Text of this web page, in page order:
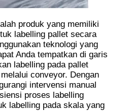
produk yang memiliki
labelling pallet secara
teknologi yang
Anda tempatkan di garis
labelling pada pallet
conveyor. Dengan
intervensi manual
proses labelling
labelling pada skala yang